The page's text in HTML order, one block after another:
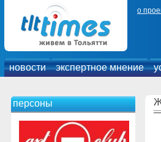
о
новости экспертное мнение
персоны